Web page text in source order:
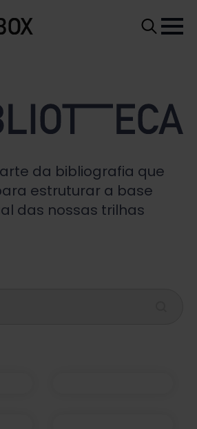
da bibliografia que
estruturar a base
das nossas trilhas